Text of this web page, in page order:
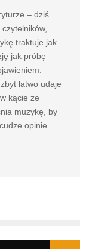
– dziś
traktuje jak
jak próbę
łatwo udaje
kącie ze
muzykę, by
opinie.